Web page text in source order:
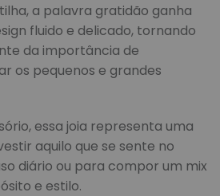
a palavra gratidão ganha
fluido e delicado, tornando
da importância de
os pequenos e grandes
essa joia representa uma
aquilo que se sente no
diário ou para compor um mix
e estilo.